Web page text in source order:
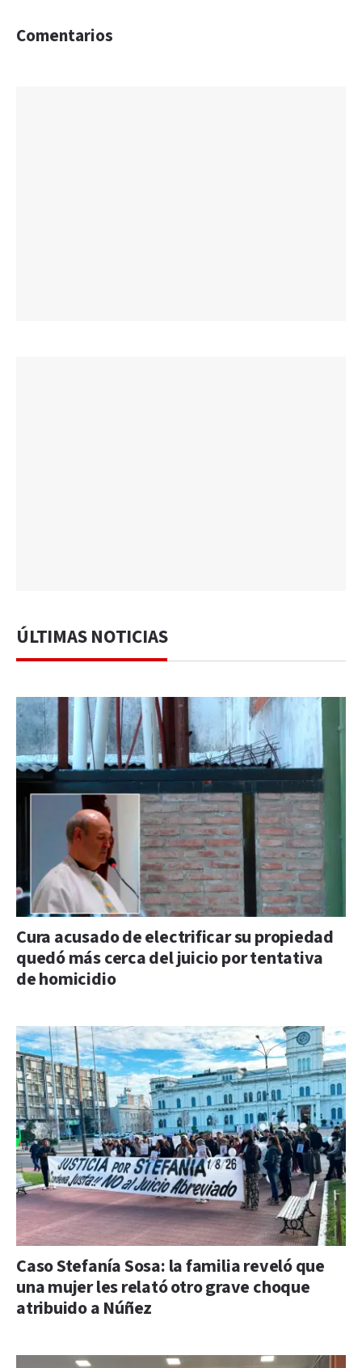
Comentarios
ÚLTIMAS NOTICIAS
Cura acusado de electrificar su propiedad
quedó más cerca del juicio por tentativa
de homicidio
Caso Stefanía Sosa: la familia reveló que
una mujer les relató otro grave choque
atribuido a Núñez